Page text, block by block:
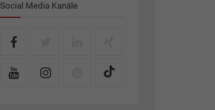
Social Media Kanäle